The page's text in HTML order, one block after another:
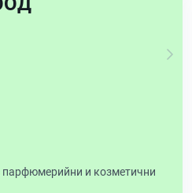
парфюмерийни и козметични